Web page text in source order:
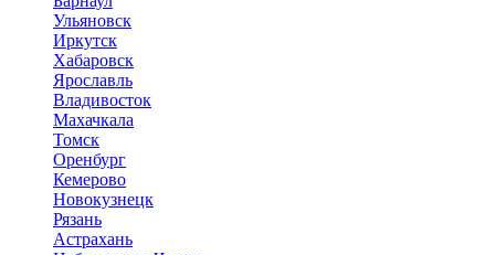
Ульяновск
Иркутск
Хабаровск
Ярославль
Владивосток
Махачкала
Томск
Оренбург
Кемерово
Новокузнецк
Рязань
Астрахань